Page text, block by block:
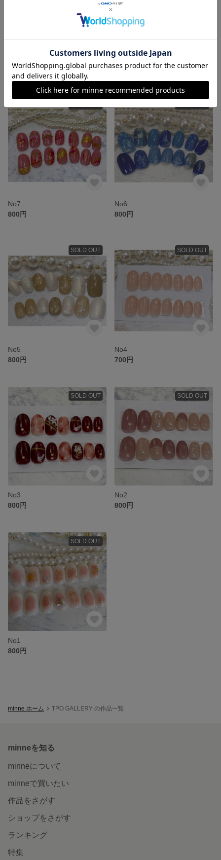
700円
No8
800円
No7
800円
No6
800円
SOLD OUT
No5
800円
SOLD OUT
No4
700円
SOLD OUT
No3
800円
SOLD OUT
No2
800円
SOLD OUT
No1
800円
minne ホーム TPO GALLERY の作品一覧
minneを知る
minneについて
minneで買いたい
作品をさがす
ショップをさがす
ランキング
特集